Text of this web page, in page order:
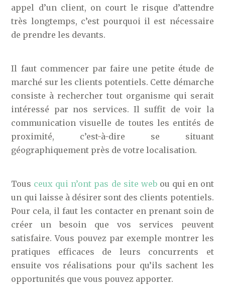
appel d’un client, on court le risque d’attendre
très longtemps, c’est pourquoi il est nécessaire
de prendre les devants.
Il faut commencer par faire une petite étude de
marché sur les clients potentiels. Cette démarche
consiste à rechercher tout organisme qui serait
intéressé par nos services. Il suffit de voir la
communication visuelle de toutes les entités de
proximité, c’est-à-dire se situant
géographiquement près de votre localisation.
Tous ceux qui n’ont pas de site webou qui en ont
un qui laisse à désirer sont des clients potentiels.
Pour cela, il faut les contacter en prenant soin de
créer un besoin que vos services peuvent
satisfaire. Vous pouvez par exemple montrer les
pratiques efficaces de leurs concurrents et
ensuite vos réalisations pour qu’ils sachent les
opportunités que vous pouvez apporter.